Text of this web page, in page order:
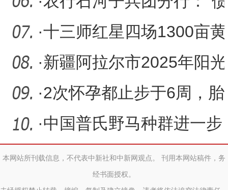
贷组合”融资模式赋能兵
·十三师红星四场1300亩黄
金粮my73玉米进入灌浆期
·新疆阿拉尔市2025年阳光
少年工会夏令营活动举办
·2次怀孕都止步于6周，胎
停“魔咒”的背后竟是……
·中国普氏野马种群进一步
扩大 总数突破900匹
本网站所刊载信息，不代表中新社和中新网观点。 刊用本网站稿件，务
经书面授权。